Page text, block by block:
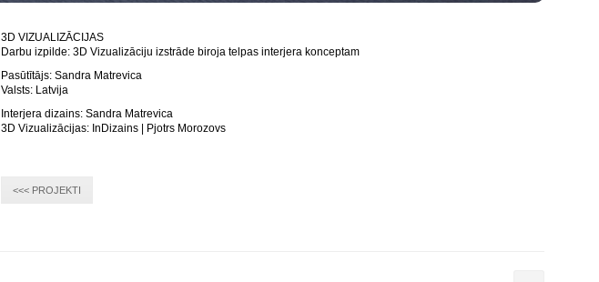
3D VIZUALIZĀCIJAS
Darbu izpilde: 3D Vizualizāciju izstrāde biroja telpas interjera konceptam
Pasūtītājs: Sandra Matrevica
Valsts: Latvija
Interjera dizains: Sandra Matrevica
3D Vizualizācijas: InDizains | Pjotrs Morozovs
<<< PROJEKTI